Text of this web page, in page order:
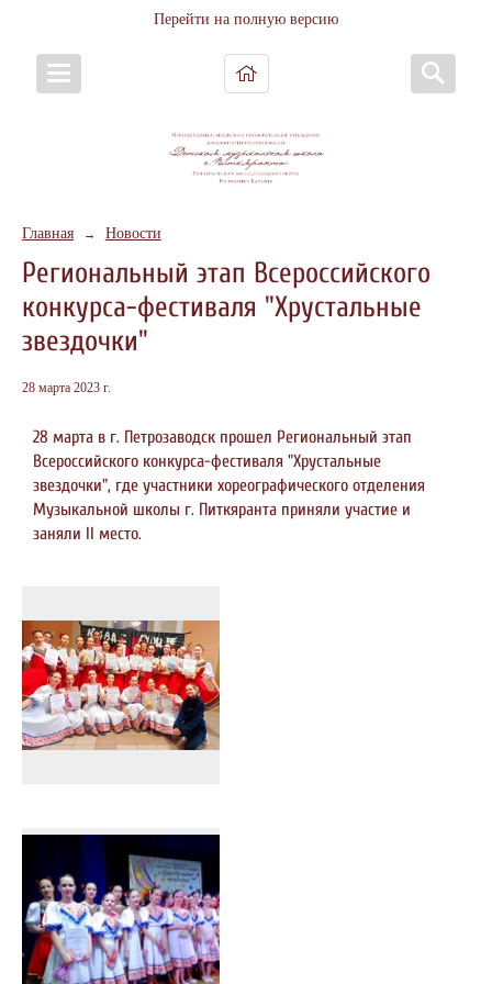
Перейти на полную версию
Главная → Новости
Региональный этап Всероссийского
конкурса-фестиваля "Хрустальные
звездочки"
28 марта 2023 г.
28 марта в г. Петрозаводск прошел Региональный этап
Всероссийского конкурса-фестиваля "Хрустальные
звездочки", где участники хореографического отделения
Музыкальной школы г. Питкяранта приняли участие и
заняли ️II место.